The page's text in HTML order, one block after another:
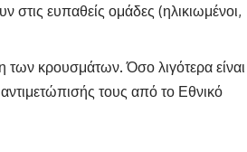
ευπαθείς ομάδες (ηλικιωμένοι,
των κρουσμάτων. Όσο λιγότερα είναι
τους από το Εθνικό